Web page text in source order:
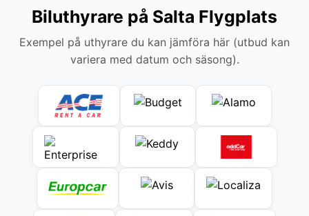
Biluthyrare på Salta Flygplats
Exempel på uthyrare du kan jämföra här (utbud kan
variera med datum och säsong).